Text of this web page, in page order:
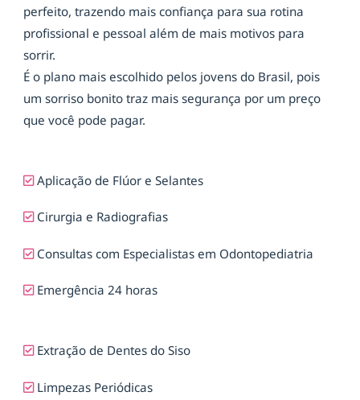
perfeito, trazendo mais confiança para sua rotina
profissional e pessoal além de mais motivos para
sorrir.
É o plano mais escolhido pelos jovens do Brasil, pois
um sorriso bonito traz mais segurança por um preço
que você pode pagar.
Aplicação de Flúor e Selantes
Cirurgia e Radiografias
Consultas com Especialistas em Odontopediatria
Emergência 24 horas
Extração de Dentes do Siso
Limpezas Periódicas